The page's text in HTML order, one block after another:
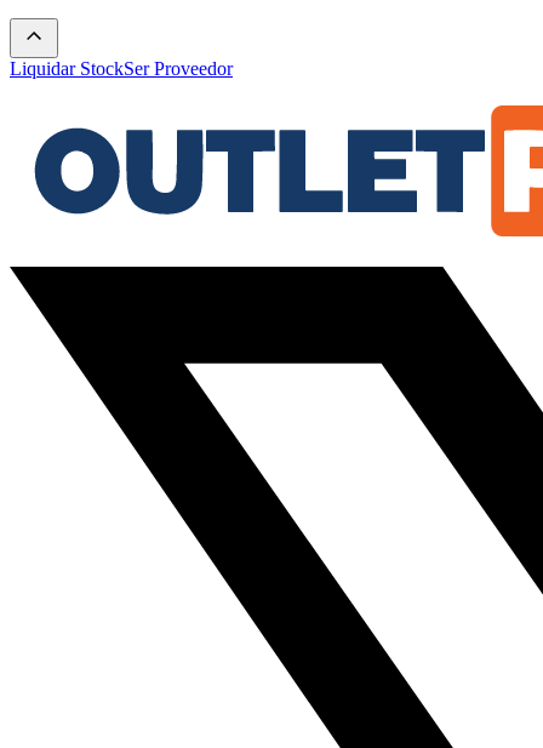
Liquidar StockSer Proveedor